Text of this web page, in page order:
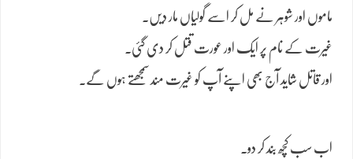
ماموں اور شوہر نے مل کر اسے گولیاں مار دیں۔
غیرت کے نام پر ایک اور عورت قتل کر دی گئی۔
اور قاتل شاید آج بھی اپنے آپ کو غیرت مند سمجھتے ہوں گے۔
اب سب کچھ بند کر دو۔